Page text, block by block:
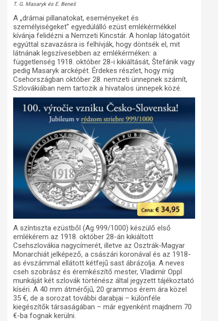
T. G. Masaryk és E. Beneš
A „drámai pillanatokat, eseményeket és
személyiségeket” egyedülálló ezüst emlékérmékkel
kívánja felidézni a Nemzeti Kincstár. A honlap látogatóit
egyúttal szavazásra is felhívják, hogy döntsék el, mit
látnának legszívesebben az emlékérméken: a
függetlenség 1918. október 28-i kikiáltását, Štefánik vagy
pedig Masaryk arcképét. Érdekes részlet, hogy míg
Csehországban október 28. nemzeti ünnepnek számít,
Szlovákiában nem tartozik a hivatalos ünnepek közé.
A színtiszta ezüstből (Ag 999/1000) készülő első
emlékérem az 1918. október 28-án kikiáltott
Csehszlovákia nagycímerét, illetve az Osztrák-Magyar
Monarchiát jelképező, a császári koronával és az 1918-
as évszámmal ellátott kétfejű sast ábrázolja. A neves
cseh szobrász és éremkészítő mester, Vladimír Oppl
munkáját két szlovák történész által jegyzett tájékoztató
kíséri. A 40 mm átmérőjű, 20 grammos érem ára közel
35 €, de a sorozat további darabjai – különféle
kiegészítők társaságában – már egyenként majdnem 70
€-ba fognak kerülni.